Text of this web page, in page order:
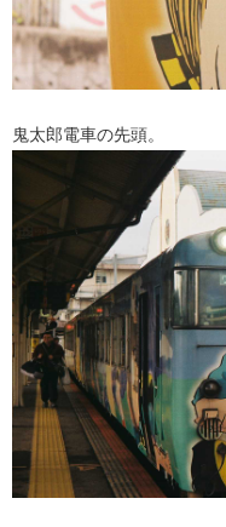
鬼太郎電車の先頭。